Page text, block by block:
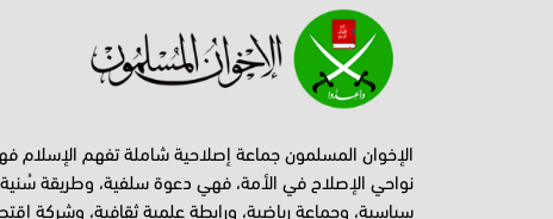
الإخوان المسلمون جماعة إصلاحية شاملة تفهم الإسلام
نواحي الإصلاح في الأمة، فهي دعوة سلفية، وطريقة
سياسية، وجماعة رياضية، ورابطة علمية ثقافية، وشركة